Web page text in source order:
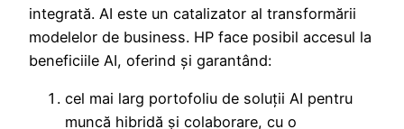
integrată. AI este un catalizator al transformării
modelelor de business. HP face posibil accesul la
beneficiile AI, oferind și garantând:
cel mai larg portofoliu de soluții AI pentru
muncă hibridă și colaborare, cu o